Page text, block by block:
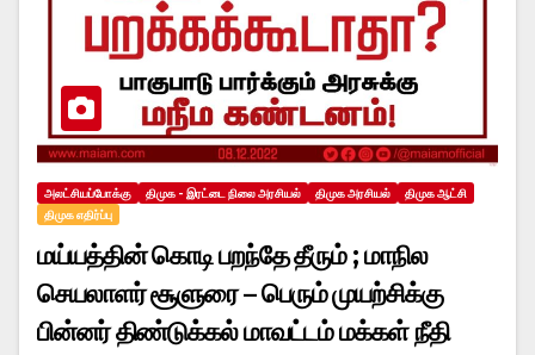
அலட்சியப்போக்கு திமுக - இரட்டை நிலை அரசியல் திமுக அரசியல்
திமுக ஆட்சி
திமுக எதிர்ப்பு
மய்யத்தின் கொடி பறந்தே தீரும் ; மாநில
செயலாளர் சூளுரை – பெரும் முயற்சிக்கு
பின்னர் திண்டுக்கல் மாவட்டம் மக்கள் நீதி